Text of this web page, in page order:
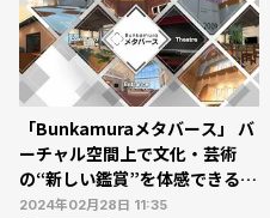
「Bunkamuraメタバース」 バ
ーチャル空間上で文化・芸術
の“新しい鑑賞”を体感できる発
信拠点がオープン
2024年02月28日 11:35